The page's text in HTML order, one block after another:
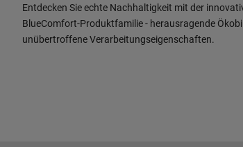
Entdecken Sie echte Nachhaltigkeit mit der
BlueComfort-Produktfamilie - herausragende
unübertroffene Verarbeitungseigenschaften.